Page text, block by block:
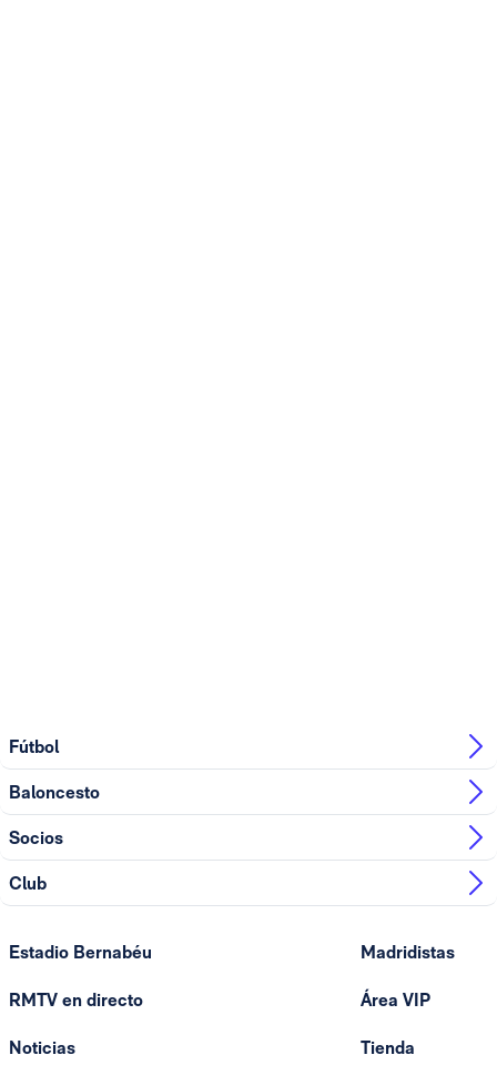
Fútbol
Baloncesto
Socios
Club
Estadio Bernabéu
RMTV en directo
Noticias
Madridistas
Área VIP
Tienda